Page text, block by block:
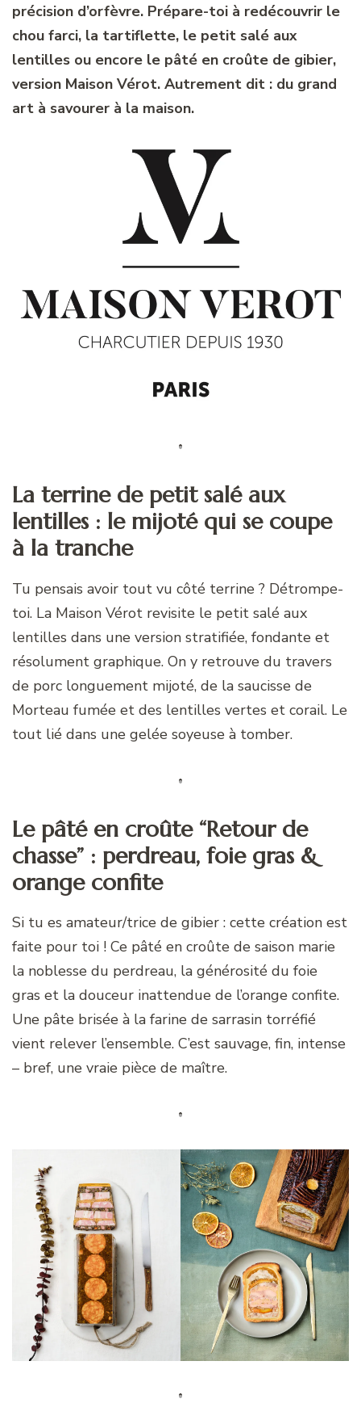
précision d’orfèvre. Prépare-toi à redécouvrir le
chou farci, la tartiflette, le petit salé aux
lentilles ou encore le pâté en croûte de gibier,
version Maison Vérot. Autrement dit : du grand
art à savourer à la maison.
La terrine de petit salé aux
lentilles : le mijoté qui se coupe
à la tranche
Tu pensais avoir tout vu côté terrine ? Détrompe-
toi. La Maison Vérot revisite le petit salé aux
lentilles dans une version stratifiée, fondante et
résolument graphique. On y retrouve du travers
de porc longuement mijoté, de la saucisse de
Morteau fumée et des lentilles vertes et corail. Le
tout lié dans une gelée soyeuse à tomber.
Le pâté en croûte “Retour de
chasse” : perdreau, foie gras &
orange confite
Si tu es amateur/trice de gibier : cette création est
faite pour toi ! Ce pâté en croûte de saison marie
la noblesse du perdreau, la générosité du foie
gras et la douceur inattendue de l’orange confite.
Une pâte brisée à la farine de sarrasin torréfié
vient relever l’ensemble. C’est sauvage, fin, intense
– bref, une vraie pièce de maître.